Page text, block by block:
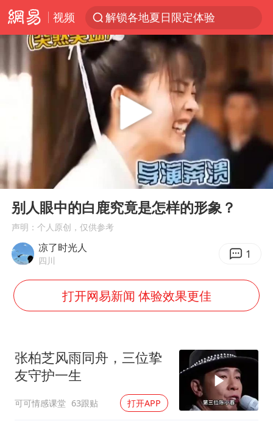
视频
解锁各地夏日限定体验
富婆带资进组给自己硬加60多场吻戏
河南重大刑事案嫌疑人落网
黄金创今年来最大单周涨幅
名创优品一次性内裤 颜面尽失
视频丨中国东方电气集团原党组副书记、董事宋致远被查
金饰克价一夜涨回1300元
白海豚将正面袭击贯穿浙江
网传《披荆斩棘2026》名单
香港宏福苑火灾或由烟头引起
浙江台州《告全体市民书》
人民的健康、体质、幸福一脉相承
Play
00:00 00:26
别人眼中的白鹿究竟是怎样的形象？
声明：个人原创，仅供参考
凉了时光人
四川 1
打开网易新闻 体验效果更佳
张柏芝风雨同舟，三位挚
友守护一生
可可情感课堂 63跟贴 打开APP